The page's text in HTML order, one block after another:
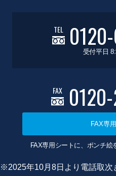
TEL
受付平日
FAX
FAX専
FAX専用シートに、ポンチ絵
※2025年10月8日より電話取次